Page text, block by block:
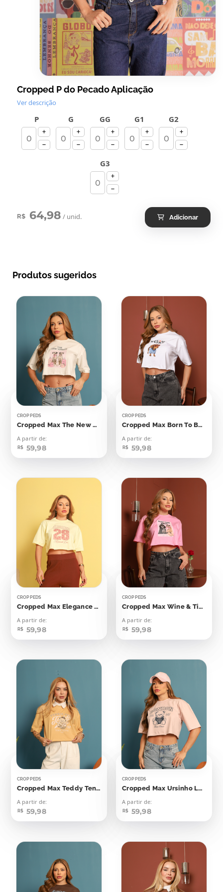
Cropped P do Pecado Aplicação
Ver descrição
P G GG G1 G2
G3
R$ 64,98 / unid. Adicionar
Produtos sugeridos
CROPPEDS
Cropped Max The New Yorker Dálmatas
A partir de:
R$ 59,98
CROPPEDS
Cropped Max Born To Be Extra
A partir de:
R$ 59,98
CROPPEDS
Cropped Max Elegance 28
A partir de:
R$ 59,98
CROPPEDS
Cropped Max Wine & Time Chill Cachorrinhos
A partir de:
R$ 59,98
CROPPEDS
Cropped Max Teddy Tennis Club
A partir de:
R$ 59,98
CROPPEDS
Cropped Max Ursinho London
A partir de:
R$ 59,98